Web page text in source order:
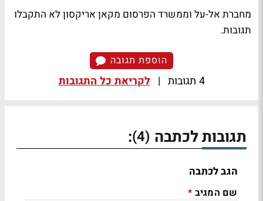
מחברת אל-על וממשרד הפרסום מקאן אריקסון לא התקבלו
תגובות.
הוספת תגובה
4 תגובות | לקריאת כל התגובות
תגובות לכתבה (4)
:
הגב לכתבה
שם המגיב *